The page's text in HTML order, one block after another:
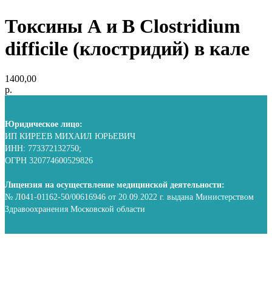
Токсины А и В Clostridium
difficile (клостридий) в кале
1400,00
р.
Юридическое лицо:
ИП КИРЕЕВ МИХАИЛ ЮРЬЕВИЧ
ИНН: 773372132750;
ОГРН 320774600529826
Лицензия на осуществление медицинской деятельности:
№ Л041-01162-50/00616946 от 20.09.2022 г. выдана Министерством
Здравоохранения Московской области